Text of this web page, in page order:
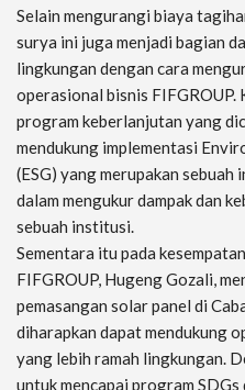
Selain mengurangi biaya
surya ini juga menjadi bagian
lingkungan dengan cara
operasional bisnis FIFGROUP.
program keberlanjutan yang
mendukung implementasi
(ESG) yang merupakan
dalam mengukur dampak dan
sebuah institusi.
Sementara itu pada
FIFGROUP, Hugeng Gozali,
pemasangan solar panel di
diharapkan dapat mendukung
yang lebih ramah lingkungan.
untuk mencapai program